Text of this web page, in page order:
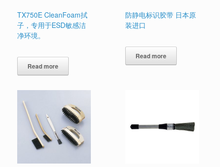
TX750E CleanFoam拭
子，专用于ESD敏感洁
净环境。
Read more
防静电标识胶带 日本原
装进口
Read more